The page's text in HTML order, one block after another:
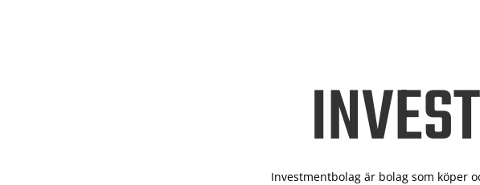
Investmentbolag är bolag som köper